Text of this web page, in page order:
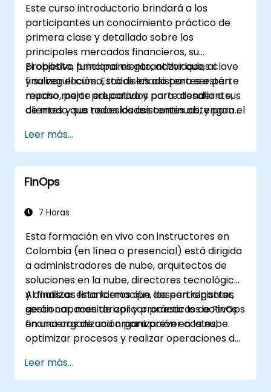
Este curso introductorio brindará a los
participantes un conocimiento práctico de
primera clase y detallado sobre los
principales mercados financieros, su
propósito, funcionamiento, actividades clave
y su regulación. Está diseñado para ser parte
repaso, parte educativo y parte desafiante,
de modo que todos los asistentes obtengan el
activamente la retroalimentación y el debate
durante todas las sesiones, las cuales buscan
ser interactivas y no meramente reactivas o
basadas en datos factuales.
El objetivo principal es garantizar que, al
finalizar el curso, todos los asistentes estén
mucho mejor preparados para atender a sus
clientes y sus necesidades continuas, y para
que operan y participan.
Leer más...
FinOps
7 Horas
Esta formación en vivo con instructores en
Colombia (en línea o presencial) está dirigida
a administradores de nube, arquitectos de
soluciones en la nube, directores tecnológicos
y analistas financieros que deseen registrar,
gestionar, monitorizar y procesar los activos
financieros de una organización en la nube.
Al finalizar esta formación, los participantes
serán capaces de aplicar prácticas de FinOps
en una organización para prever costes,
optimizar procesos y realizar operaciones de
Leer más...